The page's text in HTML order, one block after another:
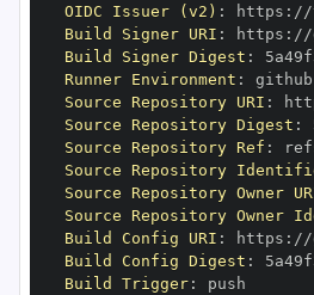
OIDC Issuer (v2) : https :
Build Signer URI : https : //
Build Signer Digest :
Runner Environment : github
Source Repository URI :
Source Repository Digest :
Source Repository Ref :
Source Repository
Source Repository Owner
Source Repository Owner
Build Config URI : https : //
Build Config Digest :
Build Trigger: